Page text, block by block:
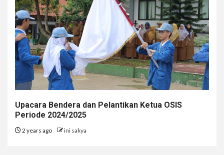
Upacara Bendera dan Pelantikan Ketua OSIS
Periode 2024/2025
2 years ago ini sakya